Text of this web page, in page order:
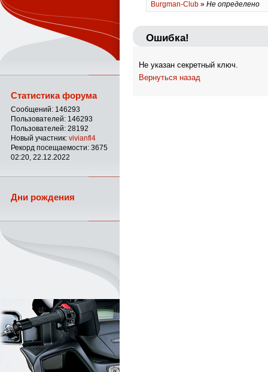
Burgman-Club » Не определено
Ошибка!
Не указан секретный ключ.
Вернуться назад
Статистика форума
Сообщений: 146293
Пользователей: 146293
Пользователей: 28192
Новый участник: vivianfl4
Рекорд посещаемости: 3675
02:20, 22.12.2022
Дни рождения